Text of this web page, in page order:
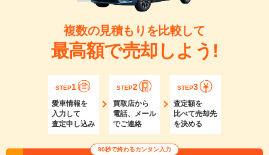
複数の見積もりを比較して
最高額で売却しよう!
STEP1
愛車情報を
入力して
査定申し込み
STEP2
買取店から
電話、メール
でご連絡
STEP3
査定額を
比べて売却先
を決める
90秒で終わるカンタン入力